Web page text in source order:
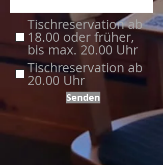
Tischreservation ab
18.00 oder früher,
bis max. 20.00 Uhr
Tischreservation ab
20.00 Uhr
Senden